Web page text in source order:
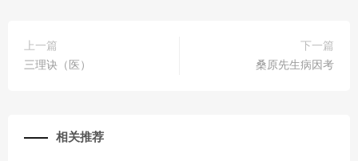
上一篇
三理诀（医）
下一篇
桑原先生病因考
相关推荐